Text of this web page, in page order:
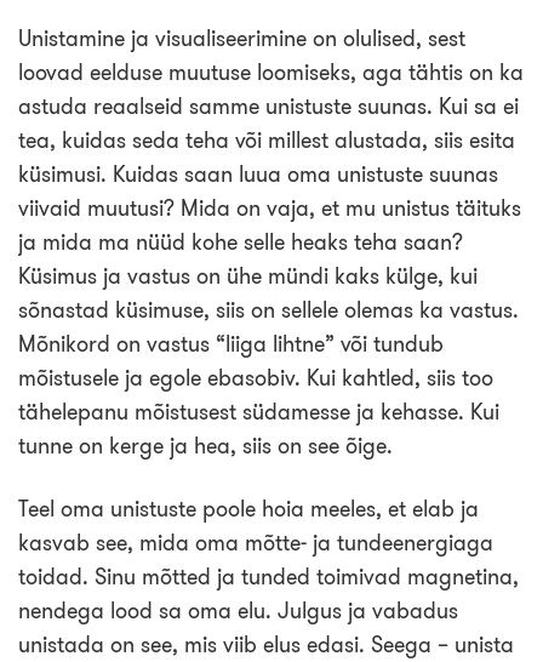
Unistamine ja visualiseerimine on olulised, sest
loovad eelduse muutuse loomiseks, aga tähtis on ka
astuda reaalseid samme unistuste suunas. Kui sa ei
tea, kuidas seda teha või millest alustada, siis esita
küsimusi. Kuidas saan luua oma unistuste suunas
viivaid muutusi? Mida on vaja, et mu unistus täituks
ja mida ma nüüd kohe selle heaks teha saan?
Küsimus ja vastus on ühe mündi kaks külge, kui
sõnastad küsimuse, siis on sellele olemas ka vastus.
Mõnikord on vastus “liiga lihtne” või tundub
mõistusele ja egole ebasobiv. Kui kahtled, siis too
tähelepanu mõistusest südamesse ja kehasse. Kui
tunne on kerge ja hea, siis on see õige.
Teel oma unistuste poole hoia meeles, et elab ja
kasvab see, mida oma mõtte- ja tundeenergiaga
toidad. Sinu mõtted ja tunded toimivad magnetina,
nendega lood sa oma elu. Julgus ja vabadus
unistada on see, mis viib elus edasi. Seega – unista